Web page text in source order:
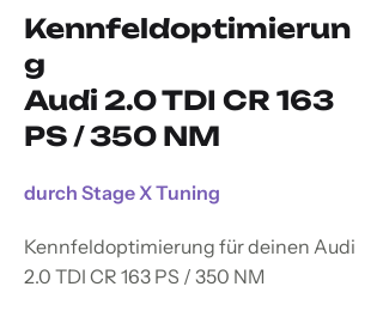
Kennfeldoptimierun
g
Audi 2.0 TDI CR 163
PS / 350 NM
durch Stage X Tuning
Kennfeldoptimierung für deinen Audi
2.0 TDI CR 163 PS / 350 NM